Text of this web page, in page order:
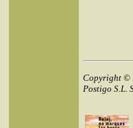
Copyright ©
Postigo S.L.